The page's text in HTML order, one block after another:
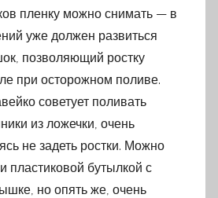
пленку можно снимать — в
уже должен развиться
позволяющий ростку
при осторожном поливе.
советует поливать
из ложечки, очень
не задеть ростки. Можно
пластиковой бутылкой с
но опять же, очень